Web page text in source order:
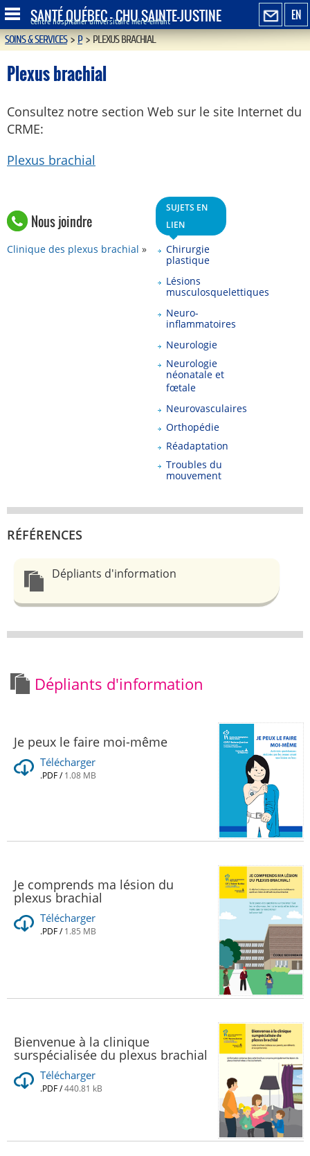
EN
SANTÉ QUÉBEC - CHU SAINTE-JUSTINE
Centre hospitalier universitaire mère-enfant
SOINS & SERVICES>P>PLEXUS BRACHIAL
Plexus brachial
Consultez notre section Web sur le site Internet du
CRME:
Plexus brachial
Nous joindre
Clinique des plexus brachial
SUJETS EN
LIEN
Chirurgie
plastique
Lésions
musculosquelettiques
Neuro-
inflammatoires
Neurologie
Neurologie
néonatale et
fœtale
Neurovasculaires
Orthopédie
Réadaptation
Troubles du
mouvement
RÉFÉRENCES
Dépliants d'information
Dépliants d'information
Je peux le faire moi-même
Télécharger
.PDF/1.08 MB
Je comprends ma lésion du
plexus brachial
Télécharger
.PDF/1.85 MB
Bienvenue à la clinique
surspécialisée du plexus brachial
Télécharger
.PDF/440.81 kB